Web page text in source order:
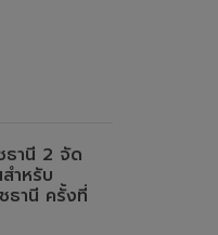
ธานี 2 จัด
ำหรับ
ธานี ครั้งที่